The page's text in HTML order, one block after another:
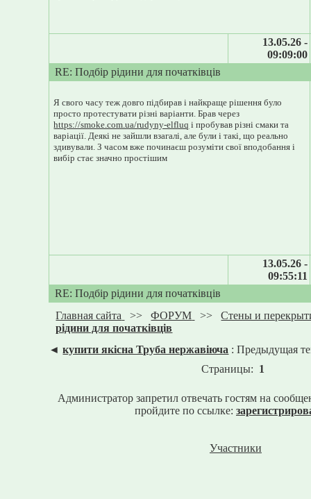
13.05.26 -
09:09:00
RE: Подбір рідини для початківців
Я свого часу теж довго підбирав і найкраще рішення було
просто протестувати різні варіанти. Брав через
https://smoke.com.ua/rudyny-elfluq і пробував різні смаки та
варіації. Деякі не зайшли взагалі, але були і такі, що реально
здивували. З часом вже починаєш розуміти свої вподобання і
вибір стає значно простішим
13.05.26 -
09:55:11
RE: Подбір рідини для початківців
Главная сайта
>>ФОРУМ >>Стены и
рідини для початківців
◄купити якісна Труба нержавіюча : Предыдущая
Страницы: 1
Администратор запретил отвечать гостям на
пройдите по ссылке:
Участники